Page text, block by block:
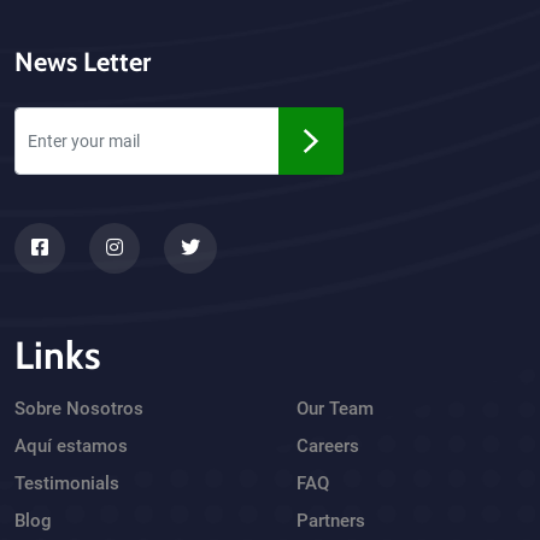
News Letter
Links
Sobre Nosotros
Aquí estamos
Testimonials
Blog
Our Team
Careers
FAQ
Partners